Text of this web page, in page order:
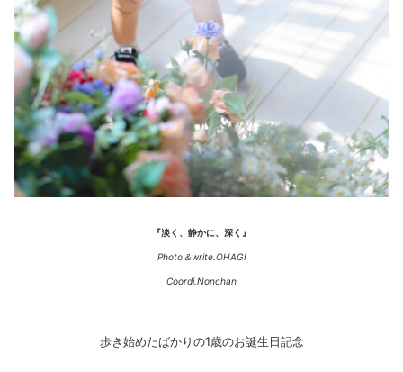
『淡く、静かに、深く』
Photo＆write.OHAGI
Coordi.Nonchan
歩き始めたばかりの1歳のお誕生日記念